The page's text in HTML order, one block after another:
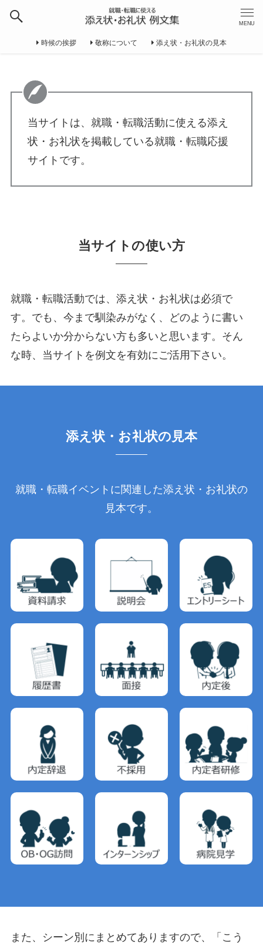
MENU
時候の挨拶 敬称について 添え状・お礼状の見本
当サイトは、就職・転職活動に使える添え
状・お礼状を掲載している就職・転職応援
サイトです。
当サイトの使い方
就職・転職活動では、添え状・お礼状は必須で
す。でも、今まで馴染みがなく、どのように書い
たらよいか分からない方も多いと思います。そん
な時、当サイトを例文を有効にご活用下さい。
添え状・お礼状の見本
就職・転職イベントに関連した添え状・お礼状の
見本です。
また、シーン別にまとめてありますので、「こう